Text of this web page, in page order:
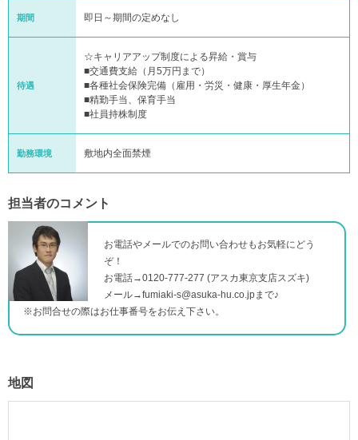
期間 即日～期間の定めなし
待遇
☆キャリアアップ制度による昇給・賞与
■交通費支給（月5万円まで）
■各種社会保険完備（雇用・労災・健康・厚生年金）
■精勤手当、保育手当
■社員持株制度
勤務環境 敷地内全面禁煙
担当者のコメント
お電話やメールでのお問い合わせもお気軽にどう
ぞ！
お電話→0120-777-277 (アスカ東京支店スズキ)
メール→fumiaki-s@asuka-hu.co.jpまで♪
※お問合せの際はお仕事番号をお伝え下さい。
地図